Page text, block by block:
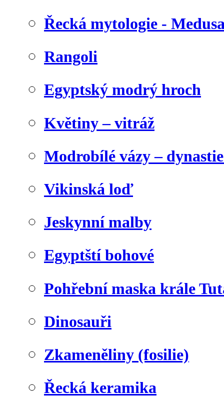
Řecká mytologie -
Rangoli
Egyptský modrý hroch
Květiny – vitráž
Modrobílé vázy –
Vikinská loď
Jeskynní malby
Egyptští bohové
Pohřební maska krále
Dinosauři
Zkameněliny (fosilie)
Řecká keramika